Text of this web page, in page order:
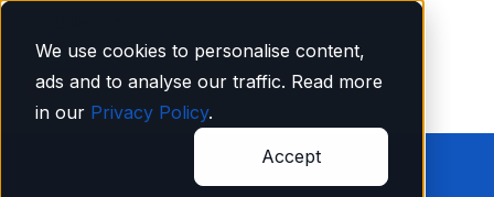
We use cookies to personalise content,
ads and to analyse our traffic. Read more
in our Privacy Policy.
Accept